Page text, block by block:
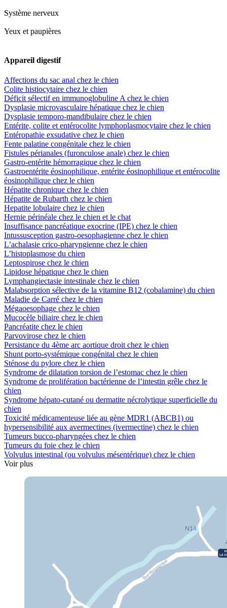
Système nerveux
Yeux et paupières
Appareil digestif
Affections du sac anal chez le chien
Colite histiocytaire chez le chien
Déficit sélectif en immunoglobuline A chez le chien
Dysplasie microvasculaire hépatique chez le chien
Dysplasie temporo-mandibulaire chez le chien
Entérite, colite et entérocolite lymphoplasmocytaire chez le chien
Entéropathie exsudative chez le chien
Fente palatine congénitale chez le chien
Fistules périanales (furonculose anale) chez le chien
Gastro-entérite hémorragique chez le chien
Gastroentérite éosinophilique, entérite éosinophilique et entérocolite
éosinophilique chez le chien
Hépatite chronique chez le chien
Hépatite de Rubarth chez le chien
Hepatite lobulaire chez le chien
Hernie périnéale chez le chien et le chat
Insuffisance pancréatique exocrine (IPE) chez le chien
Intussusception gastro-oesophagienne chez le chien
L’achalasie crico-pharyngienne chez le chien
L’histoplasmose du chien
Leptospirose chez le chien
Lipidose hépatique chez le chien
Lymphangiectasie intestinale chez le chien
Malabsorption sélective de la vitamine B12 (cobalamine) du chien
Maladie de Carré chez le chien
Mégaoesophage chez le chien
Mucocèle biliaire chez le chien
Pancréatite chez le chien
Parvovirose chez le chien
Persistance du 4ème arc aortique droit chez le chien
Shunt porto-systémique congénital chez le chien
Sténose du pylore chez le chien
Syndrome de dilatation torsion de l’estomac chez le chien
Syndrome de prolifération bactérienne de l’intestin grêle chez le
chien
Syndrome hépato-cutané ou dermatite nécrolytique superficielle du
chien
Toxicité médicamenteuse liée au gène MDR1 (ABCB1) ou
hypersensibilité aux avermectines (ivermectine) chez le chien
Tumeurs bucco-pharyngées chez le chien
Tumeurs du foie chez le chien
Volvulus intestinal (ou volvulus mésentérique) chez le chien
Voir plus